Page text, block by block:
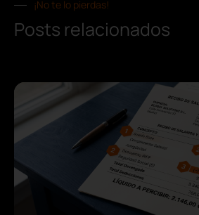
¡No te lo pierdas!
Posts relacionados